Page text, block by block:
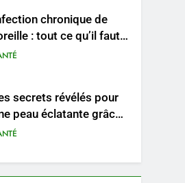
chronique de
: tout ce qu’il faut
sur les
secrets révélés pour
peau éclatante grâce
Ordinary
les chutes chez